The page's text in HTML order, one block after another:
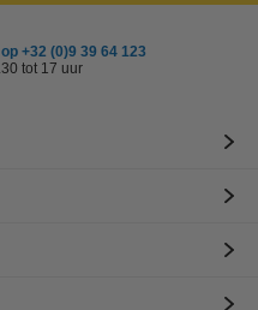
+32 (0)9 39 64 123
tot 17 uur